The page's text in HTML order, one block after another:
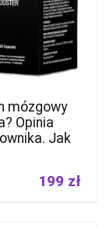
mózgowy
Opinia
Jak
199 zł